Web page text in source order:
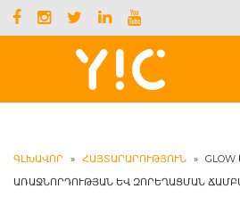
ԳԼԽԱՎՈՐ » ՀԱՅՏԱՐԱՐՈՒԹՅՈՒՆ »
ԱՌԱՋՆՈՐԴՈՒԹՅԱՆ ԵՎ ԶՈՐԵՂԱՑՄԱՆ